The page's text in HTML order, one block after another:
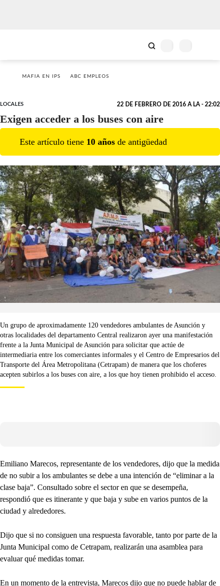
MAFIA EN IPS ABC EMPLEOS
LOCALES 22 DE FEBRERO DE 2016 A LA - 22:02
Exigen acceder a los buses con aire
Este artículo tiene 10 años de antigüedad
Un grupo de aproximadamente 120 vendedores ambulantes de Asunción y
otras localidades del departamento Central realizaron ayer una manifestación
frente a la Junta Municipal de Asunción para solicitar que actúe de
intermediaria entre los comerciantes informales y el Centro de Empresarios del
Transporte del Área Metropolitana (Cetrapam) de manera que los choferes
acepten subirlos a los buses con aire, a los que hoy tienen prohibido el acceso.
Emiliano Marecos, representante de los vendedores, dijo que la medida
de no subir a los ambulantes se debe a una intención de “eliminar a la
clase baja”. Consultado sobre el sector en que se desempeña,
respondió que es itinerante y que baja y sube en varios puntos de la
ciudad y alrededores.
Dijo que si no consiguen una respuesta favorable, tanto por parte de la
Junta Municipal como de Cetrapam, realizarán una asamblea para
evaluar qué medidas tomar.
En un momento de la entrevista, Marecos dijo que no puede hablar de